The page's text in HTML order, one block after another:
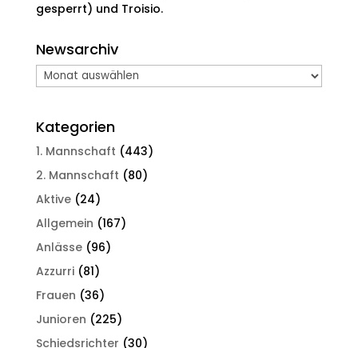
gesperrt) und Troisio.
Newsarchiv
Newsarchiv
Kategorien
1. Mannschaft (443)
2. Mannschaft (80)
Aktive(24)
Allgemein (167)
Anlässe(96)
Azzurri(81)
Frauen (36)
Junioren (225)
Schiedsrichter (30)